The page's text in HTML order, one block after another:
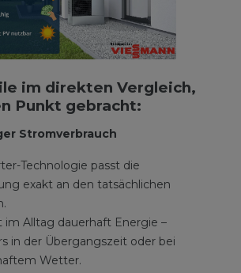
im direkten Vergleich,
Punkt gebracht:
Stromverbrauch
Technologie passt die
exakt an den tatsächlichen
im Alltag dauerhaft Energie –
in der Übergangszeit oder bei
Wetter.